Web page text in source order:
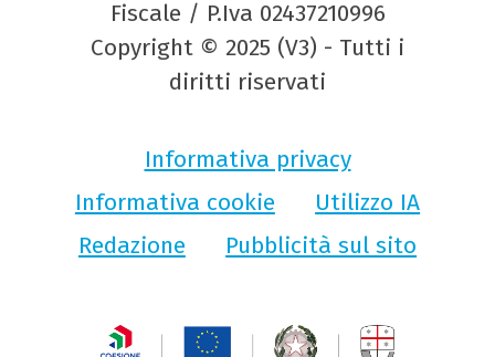
Fiscale / P.Iva 02437210996
Copyright © 2025 (V3) - Tutti i
diritti riservati
Informativa privacy
Informativa cookie
Utilizzo IA
Redazione
Pubblicità sul sito